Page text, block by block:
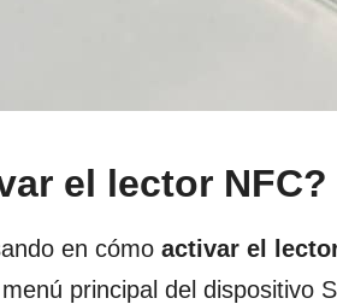
el lector NFC?
en cómo activar el
principal del dispositivo